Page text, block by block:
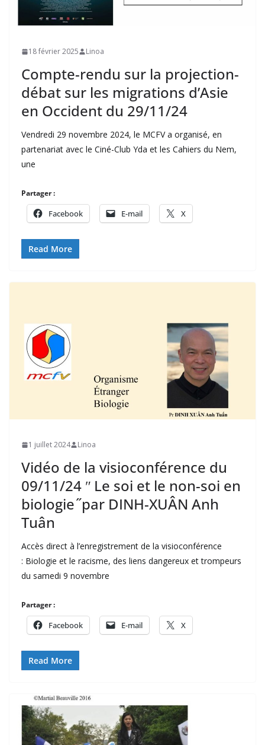
18 février 2025 Linoa
Compte-rendu sur la projection-
débat sur les migrations d’Asie
en Occident du 29/11/24
Vendredi 29 novembre 2024, le MCFV a organisé, en
partenariat avec le Ciné-Club Yda et les Cahiers du Nem,
une
Partager :
Facebook E-mail X
Read More
1 juillet 2024 Linoa
Vidéo de la visioconférence du
09/11/24 ʺ Le soi et le non-soi en
biologie ̋ par DINH-XUÂN Anh
Tuân
Accès direct à l’enregistrement de la visioconférence
: Biologie et le racisme, des liens dangereux et trompeurs
du samedi 9 novembre
Partager :
Facebook E-mail X
Read More